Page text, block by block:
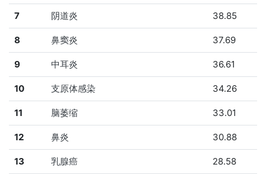
7 阴道炎 38.85
8 鼻窦炎 37.69
9 中耳炎 36.61
10 支原体感染 34.26
11 脑萎缩 33.01
12 鼻炎 30.88
13 乳腺癌 28.58